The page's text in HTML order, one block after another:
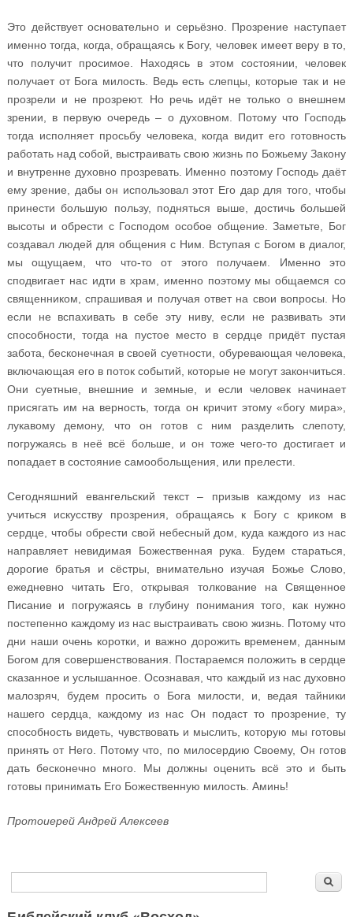
Это действует основательно и серьёзно. Прозрение наступает
именно тогда, когда, обращаясь к Богу, человек имеет веру в то,
что получит просимое. Находясь в этом состоянии, человек
получает от Бога милость. Ведь есть слепцы, которые так и не
прозрели и не прозреют. Но речь идёт не только о внешнем
зрении, в первую очередь – о духовном. Потому что Господь
тогда исполняет просьбу человека, когда видит его готовность
работать над собой, выстраивать свою жизнь по Божьему Закону
и внутренне духовно прозревать. Именно поэтому Господь даёт
ему зрение, дабы он использовал этот Его дар для того, чтобы
принести большую пользу, подняться выше, достичь большей
высоты и обрести с Господом особое общение. Заметьте, Бог
создавал людей для общения с Ним. Вступая с Богом в диалог,
мы ощущаем, что что-то от этого получаем. Именно это
сподвигает нас идти в храм, именно поэтому мы общаемся со
священником, спрашивая и получая ответ на свои вопросы. Но
если не вспахивать в себе эту ниву, если не развивать эти
способности, тогда на пустое место в сердце придёт пустая
забота, бесконечная в своей суетности, обуревающая человека,
включающая его в поток событий, которые не могут закончиться.
Они суетные, внешние и земные, и если человек начинает
присягать им на верность, тогда он кричит этому «богу мира»,
лукавому демону, что он готов с ним разделить слепоту,
погружаясь в неё всё больше, и он тоже чего-то достигает и
попадает в состояние самообольщения, или прелести.
Сегодняшний евангельский текст – призыв каждому из нас
учиться искусству прозрения, обращаясь к Богу с криком в
сердце, чтобы обрести свой небесный дом, куда каждого из нас
направляет невидимая Божественная рука. Будем стараться,
дорогие братья и сёстры, внимательно изучая Божье Слово,
ежедневно читать Его, открывая толкование на Священное
Писание и погружаясь в глубину понимания того, как нужно
постепенно каждому из нас выстраивать свою жизнь. Потому что
дни наши очень коротки, и важно дорожить временем, данным
Богом для совершенствования. Постараемся положить в сердце
сказанное и услышанное. Осознавая, что каждый из нас духовно
малозряч, будем просить о Бога милости, и, ведая тайники
нашего сердца, каждому из нас Он подаст то прозрение, ту
способность видеть, чувствовать и мыслить, которую мы готовы
принять от Него. Потому что, по милосердию Своему, Он готов
дать бесконечно много. Мы должны оценить всё это и быть
готовы принимать Его Божественную милость. Аминь!
Протоиерей Андрей Алексеев
Форма поиска